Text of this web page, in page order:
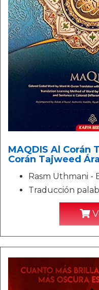
MAQDIS Al Corán
Corán Tajweed
Rasm Uthmani -
Traducción